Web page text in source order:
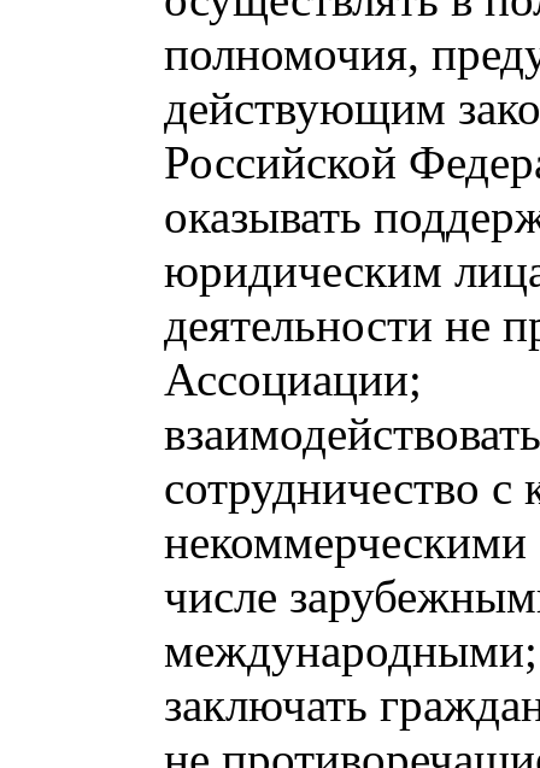
полномочия,
действующим
Российской
оказывать
юридическим
деятельности не
Ассоциации;
сотрудничество
некоммерческими
числе
международными;
заключать